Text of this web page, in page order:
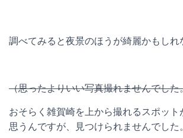
調べてみると夜景のほうが綺麗かもしれ
（思ったよりいい写真撮れませんでした
おそらく雑賀崎を上から撮れるスポット
思うんですが、見つけられませんでした。